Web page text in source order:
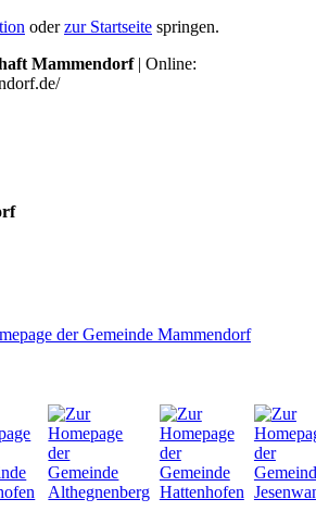
oderzur Startseite springen.
Mammendorf| Online: